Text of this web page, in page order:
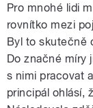
Pro mnohé lidi
rovnítko mezi
Byl to skutečně
Do značné míry
s nimi pracovat
principál ohlásí,